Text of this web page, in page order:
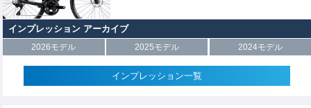
インプレッション アーカイブ
2026モデル 2025モデル 2024モデル
インプレッション一覧